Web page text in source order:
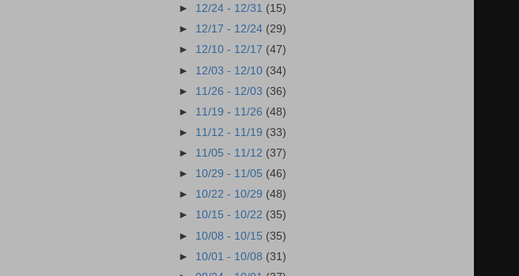
► 12/24 - 12/31 (15)
► 12/17 - 12/24 (29)
► 12/10 - 12/17 (47)
► 12/03 - 12/10 (34)
► 11/26 - 12/03 (36)
► 11/19 - 11/26 (48)
► 11/12 - 11/19 (33)
► 11/05 - 11/12 (37)
► 10/29 - 11/05 (46)
► 10/22 - 10/29 (48)
► 10/15 - 10/22 (35)
► 10/08 - 10/15 (35)
► 10/01 - 10/08 (31)